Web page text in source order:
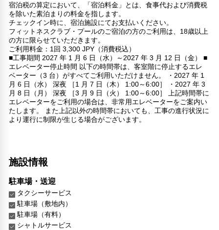
宿泊税の算定において、「宿泊料金」とは、食事代および消費税
を除いた素泊まりの料金を指します。
チェックイン時に、宿泊施設にてお支払いください。
フィットネスクラブ・プールのご宿泊の方のご利用は、18歳以上
の方に限らせていただきます。
ご利用料金：1回 3,300 JPY（消費税込）
■工事期間 2027 年 1 月 6 日（水）～2027 年 3 月 12 日（金） ■
エレベーター停止時間 以下の時間帯は、客室階に停止するエレ
ベーター（3 台）がすべてご利用いただけません。 ・2027 年 1
月 6 日（水） 深夜 ［1 月 7 日（木） 1:00～6:00］ ・2027 年 3
月 8 日（月） 深夜 ［3 月 9 日（火） 1:00～6:00］ 上記時間帯に
エレベーターをご利用の場合は、非常用エレベーターをご案内い
たします。 また上記以外の時間帯においても、工事の進行状況に
より運行に制限が生じる場合がございます。
施設情報
駐車場・送迎
タクシーサービス
駐車場（敷地内）
駐車場（有料）
シャトルサービス